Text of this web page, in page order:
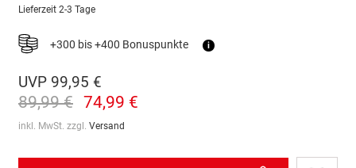
Lieferzeit 2-3 Tage
+300 bis +400 Bonuspunkte i
UVP 99,95 €
89,99 € 74,99 €
inkl. MwSt. zzgl. Versand